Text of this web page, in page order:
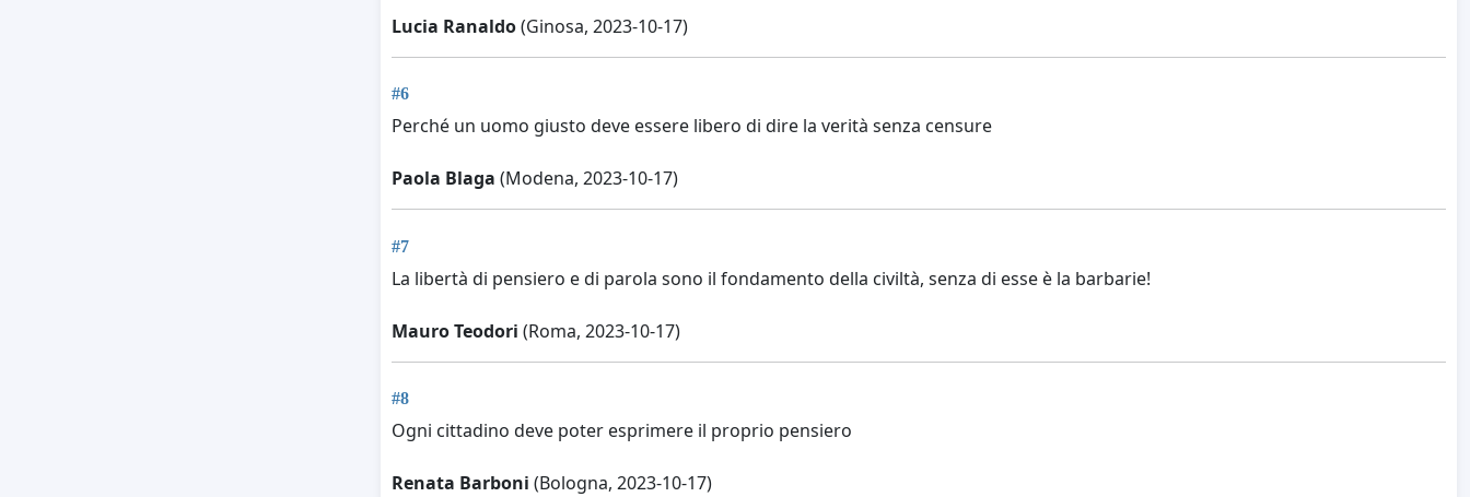
Lucia Ranaldo(Ginosa, 2023-10-17)
#6
Perché un uomo giusto deve essere libero di dire la verità senza censure
Paola Blaga (Modena, 2023-10-17)
#7
La libertà di pensiero e di parola sono il fondamento della civiltà, senza di esse è la barbarie!
Mauro Teodori (Roma, 2023-10-17)
#8
Ogni cittadino deve poter esprimere il proprio pensiero
Renata Barboni (Bologna, 2023-10-17)